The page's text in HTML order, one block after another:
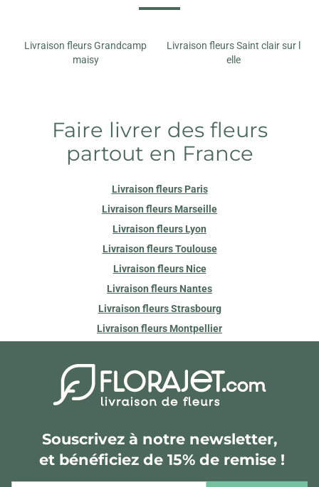
Livraison fleurs Grandcamp
maisy
Livraison fleurs Saint clair sur l
elle
Faire livrer des fleurs
partout en France
Livraison fleurs Paris
Livraison fleurs Marseille
Livraison fleurs Lyon
Livraison fleurs Toulouse
Livraison fleurs Nice
Livraison fleurs Nantes
Livraison fleurs Strasbourg
Livraison fleurs Montpellier
Souscrivez à notre newsletter,
et bénéficiez de 15% de remise !